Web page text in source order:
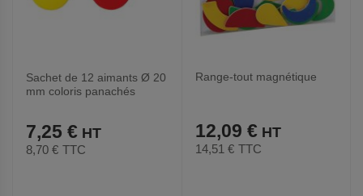
Sachet de 12 aimants Ø 20
mm coloris panachés
7,25 €
8,70 € TTC
Range-tout magnétique
12,09 €
14,51 € TTC